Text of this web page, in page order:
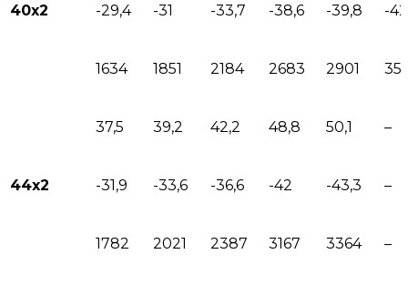
40х2 -29,4 -31 -33,7 -38,6 -39,8 -
1634 1851 2184 2683 2901
37,5 39,2 42,2 48,8 50,1 –
44х2 -31,9 -33,6 -36,6 -42 -43,3 –
1782 2021 2387 3167 3364 –